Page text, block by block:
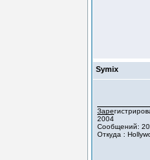
Symix
2004
Сообщений:
Откуда :